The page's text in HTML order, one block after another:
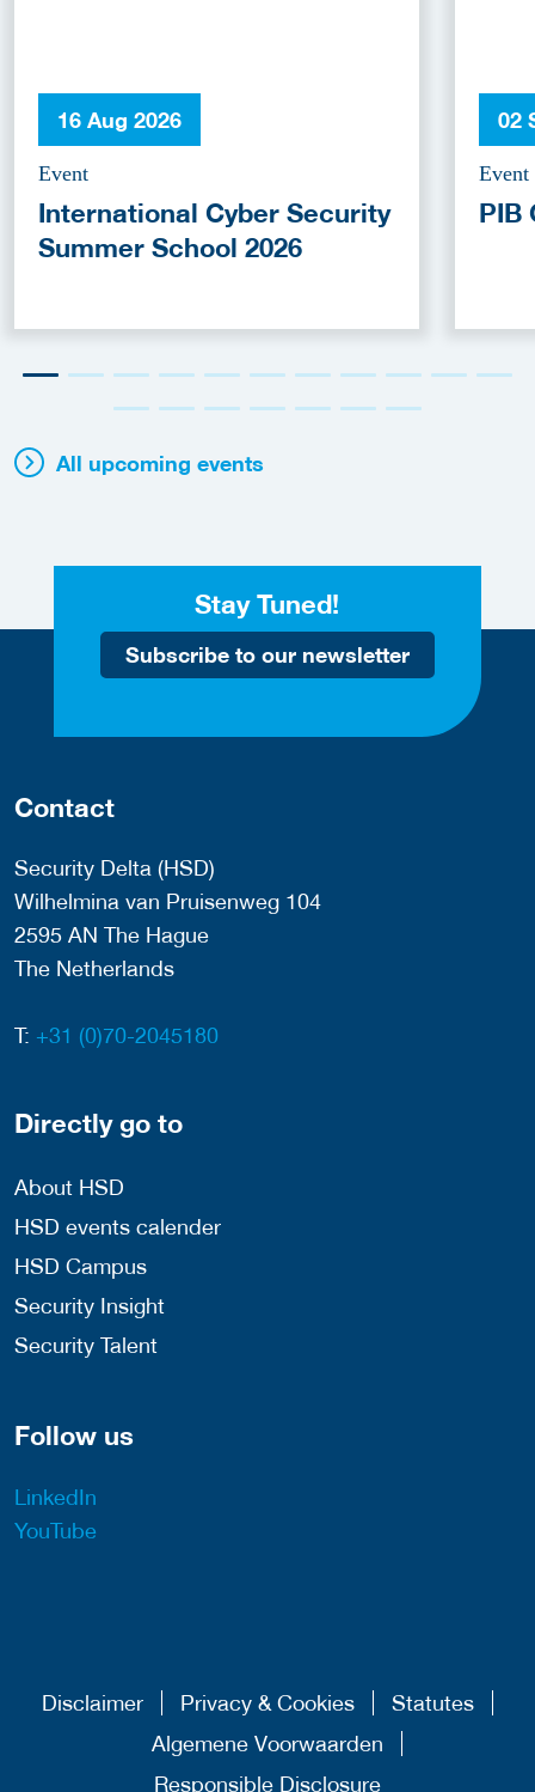
16 Aug 2026
Event
International Cyber Security
Summer School 2026
02
Event
PIB
All upcoming events
Stay Tuned!
Subscribe to our newsletter
Contact
Security Delta (HSD)
Wilhelmina van Pruisenweg 104
2595 AN The Hague
The Netherlands
T: +31 (0)70-2045180
Directly go to
About HSD
HSD events calender
HSD Campus
Security Insight
Security Talent
Follow us
LinkedIn
YouTube
Disclaimer Privacy & Cookies
Statutes
Algemene Voorwaarden
Responsible Disclosure